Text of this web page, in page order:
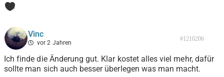
1
Vinc
vor 2 Jahren
#1210206
Ich finde die Änderung gut. Klar kostet alles viel mehr, dafür
sollte man sich auch besser überlegen was man macht.